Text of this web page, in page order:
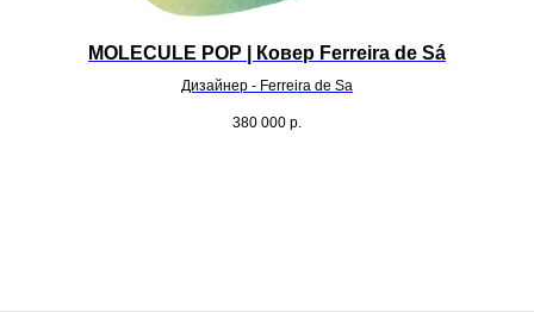
MOLECULE POP | Ковер Ferreira de Sá
Дизайнер - Ferreira de Sa
380 000 р.